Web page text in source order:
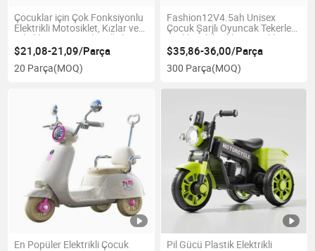
Çocuklar için Çok Fonksiyonlu
Elektrikli Motosiklet, Kızlar ve
Erkekler için, Devrilme Önleyici,
Şarjlı Uzaktan Kumanda ile
$21,08-21,09/Parça
20 Parça(MOQ)
Fashion12V4.5ah Unisex
Çocuk Şarjlı Oyuncak Tekerlekli
Bisiklet Elektrikli Motosiklet
Sürüşü için
$35,86-36,00/Parça
300 Parça(MOQ)
En Popüler Elektrikli Çocuk
Pil Gücü Plastik Elektrikli